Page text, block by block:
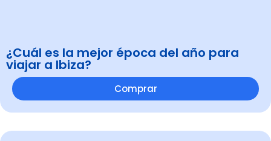
¿Cuál es la mejor época del año para
viajar a Ibiza?
Comprar